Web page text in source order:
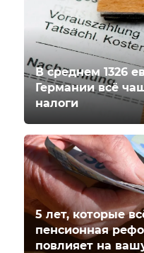
В среднем 1326
Германии всё
налоги
5 лет, которые
пенсионная
повлияет на